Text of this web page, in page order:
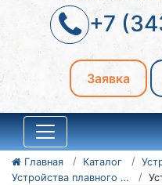
+7
Заявка
Главная Каталог
Устройства плавного пуска Danfoss серии VLT MCD 500